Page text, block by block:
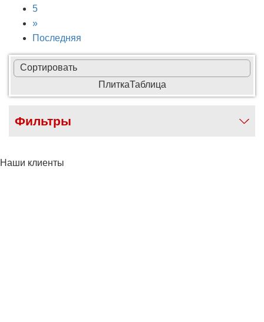
5
»
Последняя
Сортировать
ПлиткаТаблица
Фильтры
Наши клиенты